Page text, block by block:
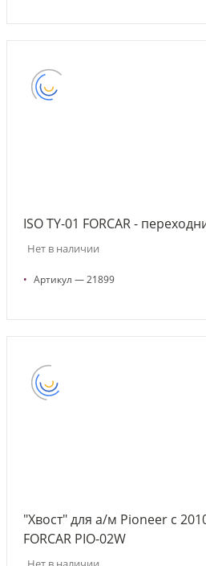
ISO TY-01 FORCAR -
Нет в наличии
• Артикул — 21899
"Хвост" для а/м Pioneer с
FORCAR PIO-02W